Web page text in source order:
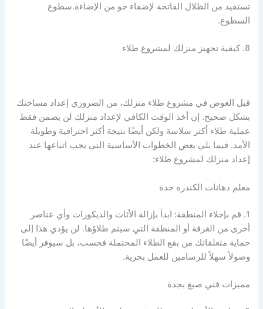
تستفيد من الظلال الفاتحة لإضفاء جو من الإضاءة.سطوع
السطوع.
8. كيفية تجهيز منزلك لمشروع طلاء
قبل الغوص في مشروع طلاء منزلك، من الضروري إعداد مساحتك
بشكل صحيح. إن أخذ الوقت الكافي لإعداد منزلك لن يضمن فقط
عملية طلاء أكثر سلاسة ولكن أيضًا نتيجة أكثر احترافية وطويلة
الأمد. فيما يلي بعض الخطوات الأساسية التي يجب اتباعها عند
إعداد منزلك لمشروع طلاء:
معلم دهانات الكندره جدة
1. قم بإخلاء المنطقة: ابدأ بإزالة الأثاث والديكورات وأي عناصر
أخرى من الغرفة أو المنطقة التي سيتم طلاؤها. لن يؤدي هذا إلى
حماية متعلقاتك من بقع الطلاء المحتملة فحسب، بل سيوفر أيضًا
وصولاً سهلاً للرسامين للعمل بحرية.
مميزات فني صبغ بجدة